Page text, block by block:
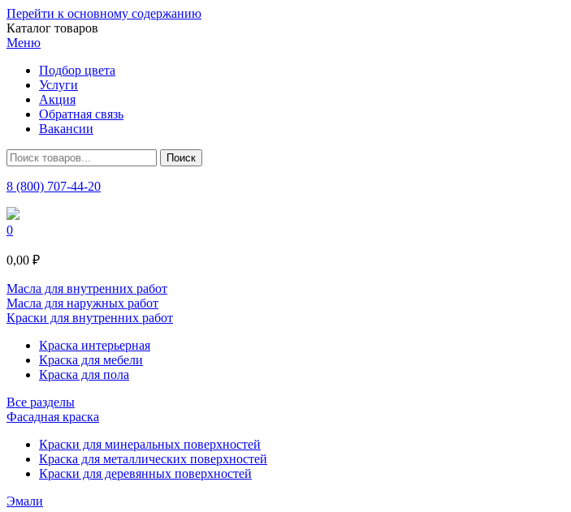
Перейти к основному содержанию
Каталог товаров
Меню
Подбор цвета
Услуги
Акция
Обратная связь
Вакансии
8 (800) 707-44-20
0
0,00 ₽
Масла для внутренних работ
Масла для наружных работ
Краски для внутренних работ
Краска интерьерная
Краска для мебели
Краска для пола
Все разделы
Фасадная краска
Краски для минеральных поверхностей
Краска для металлических поверхностей
Краски для деревянных поверхностей
Эмали